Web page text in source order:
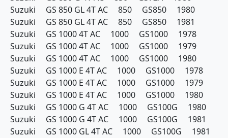
Suzuki GS 850 GL 4T AC 850 GS850 1980
Suzuki GS 850 GL 4T AC 850 GS850 1981
Suzuki GS 1000 4T AC 1000 GS1000 1978
Suzuki GS 1000 4T AC 1000 GS1000 1979
Suzuki GS 1000 4T AC 1000 GS1000 1980
Suzuki GS 1000 E 4T AC 1000 GS1000 1978
Suzuki GS 1000 E 4T AC 1000 GS1000 1979
Suzuki GS 1000 E 4T AC 1000 GS1000 1980
Suzuki GS 1000 G 4T AC 1000 GS100G 1980
Suzuki GS 1000 G 4T AC 1000 GS100G 1981
Suzuki GS 1000 GL 4T AC 1000 GS100G 1981